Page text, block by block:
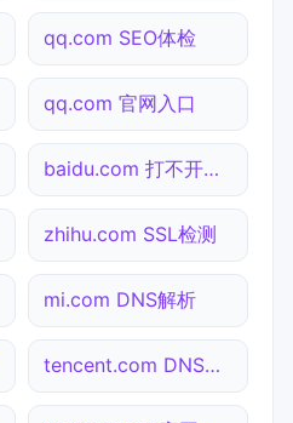
qq.com SEO体检
qq.com 官网入口
baidu.com 打不开检测
zhihu.com SSL检测
mi.com DNS解析
tencent.com DNS解析